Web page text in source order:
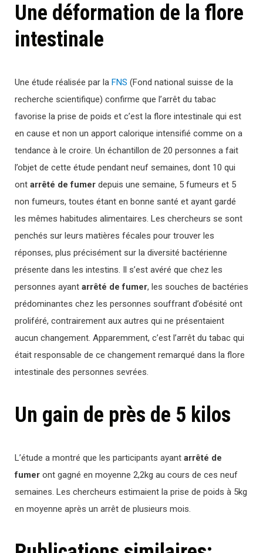
Une déformation de la flore
intestinale
Une étude réalisée par la FNS (Fond national suisse de la
recherche scientifique) confirme que l’arrêt du tabac
favorise la prise de poids et c’est la flore intestinale qui est
en cause et non un apport calorique intensifié comme on a
tendance à le croire. Un échantillon de 20 personnes a fait
l’objet de cette étude pendant neuf semaines, dont 10 qui
ont arrêté de fumer depuis une semaine, 5 fumeurs et 5
non fumeurs, toutes étant en bonne santé et ayant gardé
les mêmes habitudes alimentaires. Les chercheurs se sont
penchés sur leurs matières fécales pour trouver les
réponses, plus précisément sur la diversité bactérienne
présente dans les intestins. Il s’est avéré que chez les
personnes ayant arrêté de fumer, les souches de bactéries
prédominantes chez les personnes souffrant d’obésité ont
proliféré, contrairement aux autres qui ne présentaient
aucun changement. Apparemment, c’est l’arrêt du tabac qui
était responsable de ce changement remarqué dans la flore
intestinale des personnes sevrées.
Un gain de près de 5 kilos
L’étude a montré que les participants ayant arrêté de
fumer ont gagné en moyenne 2,2kg au cours de ces neuf
semaines. Les chercheurs estimaient la prise de poids à 5kg
en moyenne après un arrêt de plusieurs mois.